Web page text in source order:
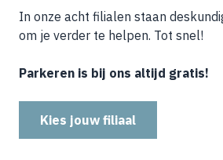
In onze acht filialen staan
om je verder te helpen. Tot snel!
Parkeren is bij ons altijd gratis!
Kies jouw filiaal